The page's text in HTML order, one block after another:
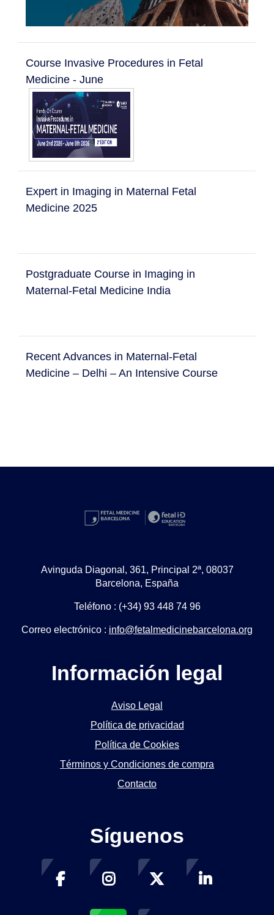
Course Invasive Procedures in Fetal
Medicine - June
Expert in Imaging in Maternal Fetal
Medicine 2025
Postgraduate Course in Imaging in
Maternal-Fetal Medicine India
Recent Advances in Maternal-Fetal
Medicine – Delhi – An Intensive Course
Avinguda Diagonal, 361, Principal 2ª, 08037
Barcelona, España
Teléfono : (+34) 93 448 74 96
Correo electrónico : info@fetalmedicinebarcelona.org
Información legal
Aviso Legal
Política de privacidad
Política de Cookies
Términos y Condiciones de compra
Contacto
Síguenos